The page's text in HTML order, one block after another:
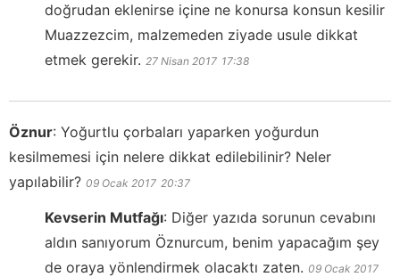
doğrudan eklenirse içine ne konursa konsun kesilir
Muazzezcim, malzemeden ziyade usule dikkat
etmek gerekir. 27 Nisan 2017 17:38
Öznur: Yoğurtlu çorbaları yaparken yoğurdun
kesilmemesi için nelere dikkat edilebilinir? Neler
yapılabilir? 09 Ocak 2017 20:37
Kevserin Mutfağı: Diğer yazıda sorunun cevabını
aldın sanıyorum Öznurcum, benim yapacağım şey
de oraya yönlendirmek olacaktı zaten. 09 Ocak 2017